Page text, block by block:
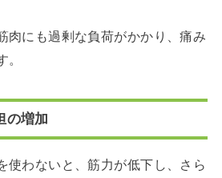
肉にも過剰な負荷がかかり、痛み
の増加
使わないと、筋力が低下し、さら